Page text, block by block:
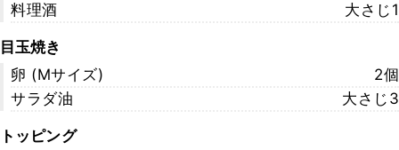
料理酒
大さじ1
目玉焼き
卵 (Mサイズ)
2個
サラダ油
大さじ3
トッピング